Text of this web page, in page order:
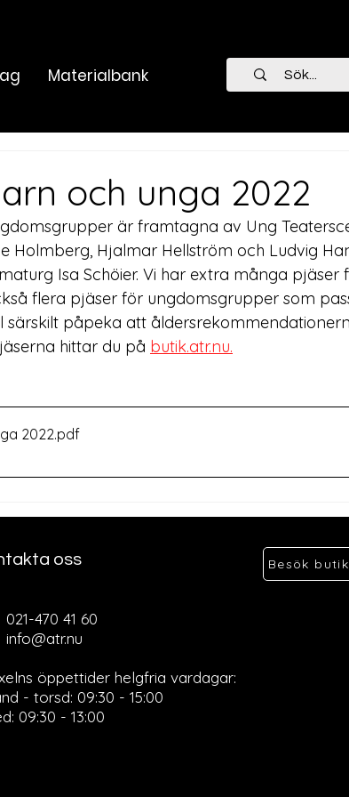
Materialbank
och unga 2022
är framtagna av Ung
Holmberg, Hjalmar Hellström och Ludvig
Isa Schöier. Vi har extra många
flera pjäser för ungdomsgrupper som
särskilt påpeka att
hittar du på butik.atr.nu.
2022.pdf
oss Besök
470 41 60
info@atr.nu
öppettider helgfria vardagar:
- torsd: 09:30 - 15:00
09:30 - 13:00